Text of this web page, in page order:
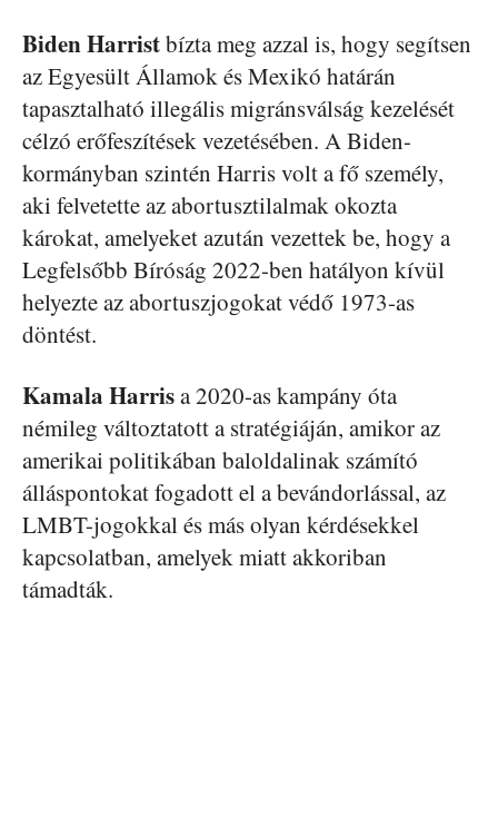
Biden Harristbízta meg azzal is, hogy segítsen
az Egyesült Államok és Mexikó határán
tapasztalható illegális migránsválság kezelését
célzó erőfeszítések vezetésében. A Biden-
kormányban szintén Harris volt a fő személy,
aki felvetette az abortusztilalmak okozta
károkat, amelyeket azután vezettek be, hogy a
Legfelsőbb Bíróság 2022-ben hatályon kívül
helyezte az abortuszjogokat védő 1973-as
döntést.
Kamala Harrisa 2020-as kampány óta
némileg változtatott a stratégiáján, amikor az
amerikai politikában baloldalinak számító
álláspontokat fogadott el a bevándorlással, az
LMBT-jogokkal és más olyan kérdésekkel
kapcsolatban, amelyek miatt akkoriban
támadták.